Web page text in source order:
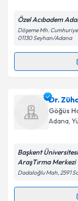
Kişisel
Metni'ni
Özel Acıbadem
Döşeme Mh.
01130 Seyhan/Adana
Randevu
Prof. Dr.
oluşturun.
takvim
Kişisel
'ni
Dr.
Göğüs
Adana,
Başkent
AraşTırma Merkezi
Dadaloğlu Mah, 2591